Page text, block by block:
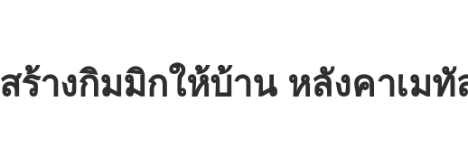
สร้างกิมมิกให้บ้าน หลังคาเม